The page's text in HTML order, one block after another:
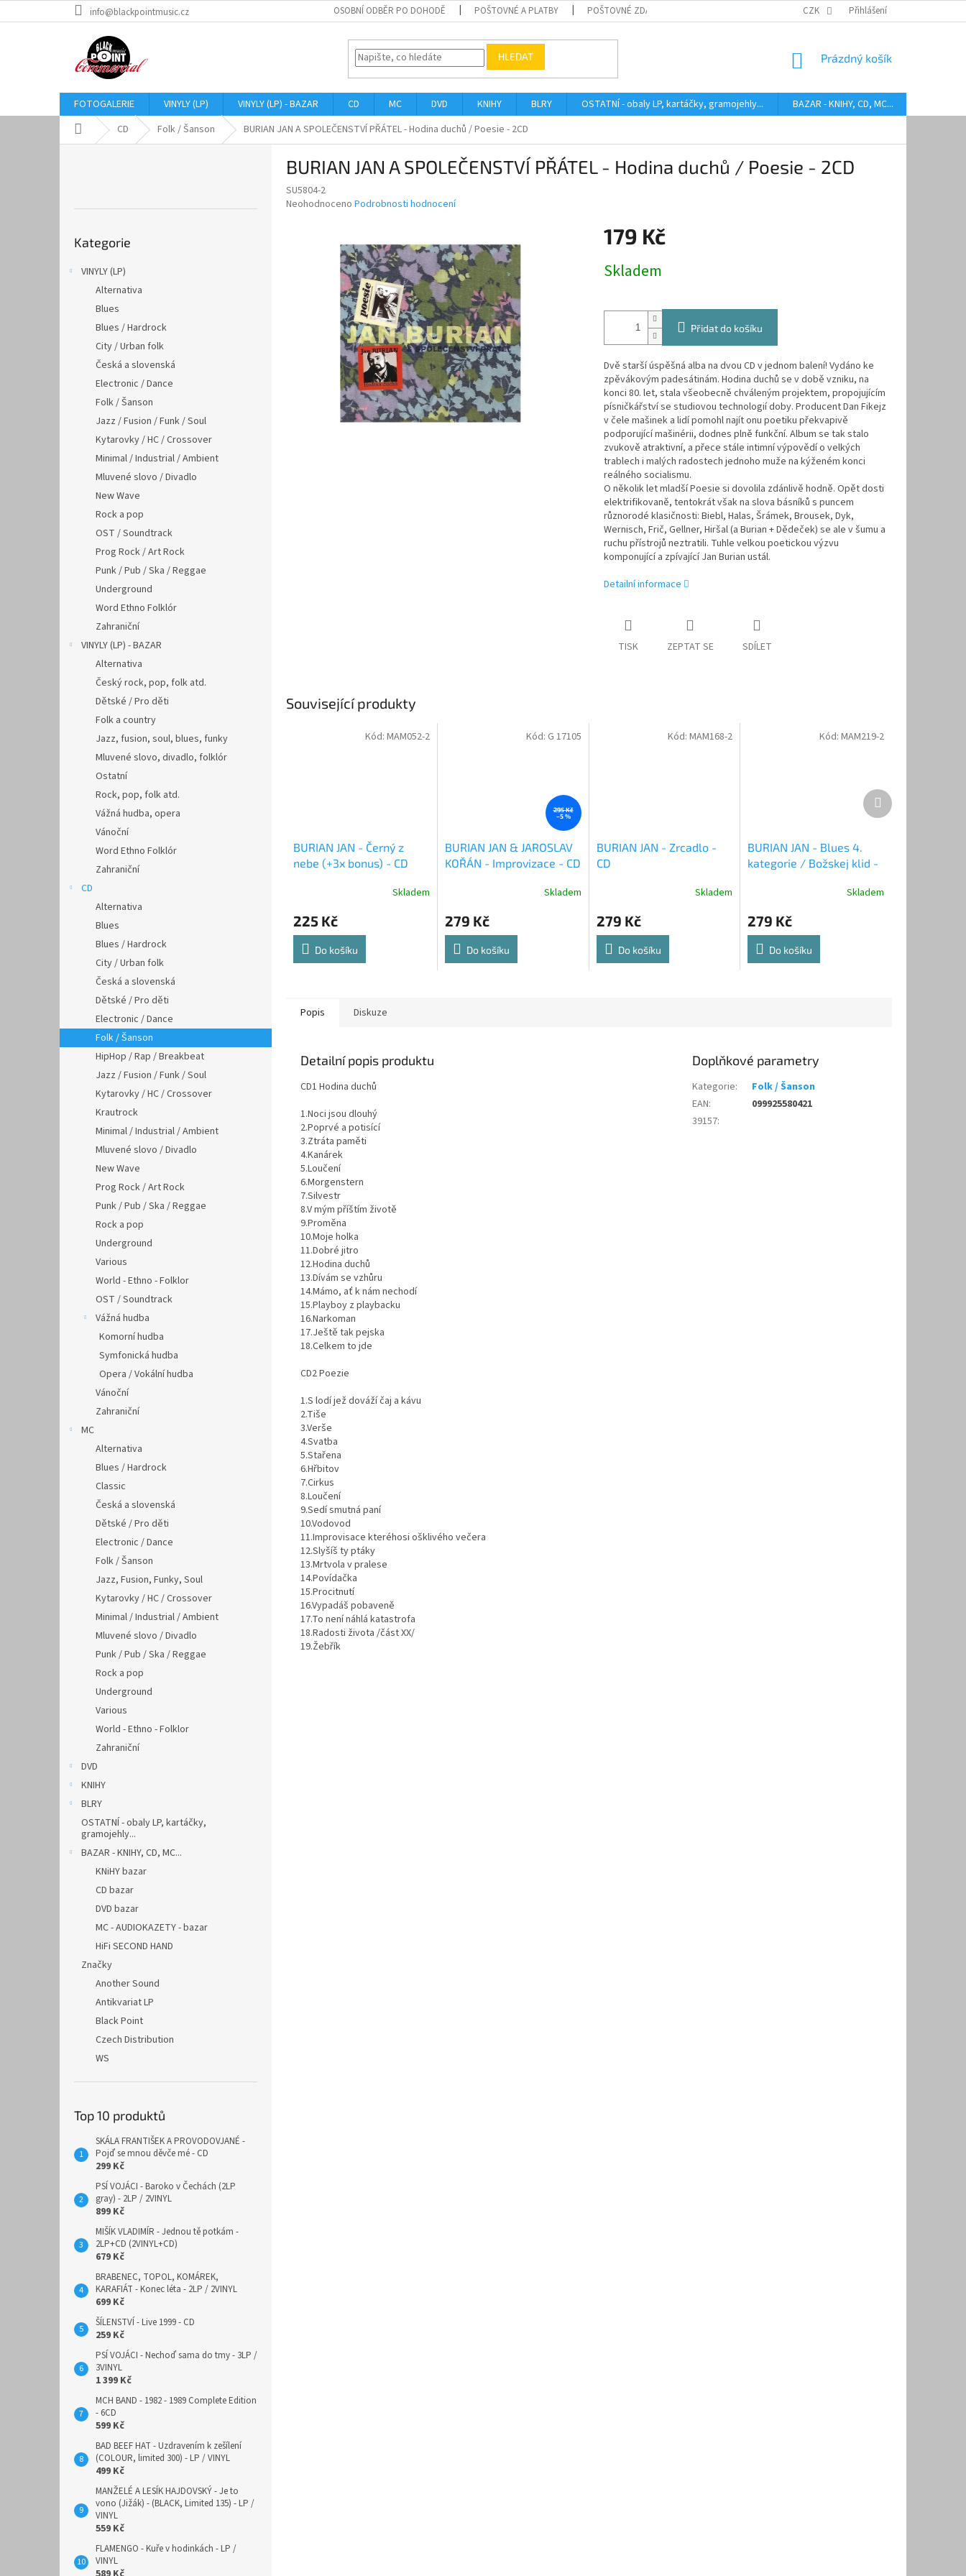
na
info@blackpointmusic.cz OSOBNÍ ODBĚR PO DOHODĚ POŠTOVNÉ A PLATBY POŠTOVNÉ ZDARMA HODNOCENÍ STAVU BAZAROVÝCH LP AUDIOKAZETY ANEB
CZK Přihlášení
HLEDAT
NÁKUPNÍ
Prázdný košík
FOTOGALERIE VINYLY (LP) VINYLY (LP) - BAZAR CD MC DVD KNIHY BLRY OSTATNÍ - obaly LP, kartáčky, gramojehly... BAZAR - KNIHY, CD, MC...
Domů CD Folk / Šanson BURIAN JAN A SPOLEČENSTVÍ PŘÁTEL - Hodina duchů / Poesie - 2CD
kategorie
Kategorie
VINYLY (LP)
Alternativa
Blues
Blues / Hardrock
City / Urban folk
Česká a slovenská
Electronic / Dance
Folk / Šanson
Jazz / Fusion / Funk / Soul
Kytarovky / HC / Crossover
Minimal / Industrial / Ambient
Mluvené slovo / Divadlo
New Wave
Rock a pop
OST / Soundtrack
Prog Rock / Art Rock
Punk / Pub / Ska / Reggae
Underground
Word Ethno Folklór
Zahraniční
VINYLY (LP) - BAZAR
Alternativa
Český rock, pop, folk atd.
Dětské / Pro děti
Folk a country
Jazz, fusion, soul, blues, funky
Mluvené slovo, divadlo, folklór
Ostatní
Rock, pop, folk atd.
Vážná hudba, opera
Vánoční
Word Ethno Folklór
Zahraniční
CD
Alternativa
Blues
Blues / Hardrock
City / Urban folk
Česká a slovenská
Dětské / Pro děti
Electronic / Dance
Folk / Šanson
HipHop / Rap / Breakbeat
Jazz / Fusion / Funk / Soul
Kytarovky / HC / Crossover
Krautrock
Minimal / Industrial / Ambient
Mluvené slovo / Divadlo
New Wave
Prog Rock / Art Rock
Punk / Pub / Ska / Reggae
Rock a pop
Underground
Various
World - Ethno - Folklor
OST / Soundtrack
Vážná hudba
Komorní hudba
Symfonická hudba
Opera / Vokální hudba
Vánoční
Zahraniční
MC
Alternativa
Blues / Hardrock
Classic
Česká a slovenská
Dětské / Pro děti
Electronic / Dance
Folk / Šanson
Jazz, Fusion, Funky, Soul
Kytarovky / HC / Crossover
Minimal / Industrial / Ambient
Mluvené slovo / Divadlo
Punk / Pub / Ska / Reggae
Rock a pop
Underground
Various
World - Ethno - Folklor
Zahraniční
DVD
KNIHY
BLRY
OSTATNÍ - obaly LP, kartáčky,
gramojehly...
BAZAR - KNIHY, CD, MC...
KNiHY bazar
CD bazar
DVD bazar
MC - AUDIOKAZETY - bazar
HiFi SECOND HAND
Značky
Another Sound
Antikvariat LP
Black Point
Czech Distribution
WS
Top 10 produktů
SKÁLA FRANTIŠEK A PROVODOVJANÉ -
Pojď se mnou děvče mé - CD
299 Kč
PSÍ VOJÁCI - Baroko v Čechách (2LP
gray) - 2LP / 2VINYL
899 Kč
MIŠÍK VLADIMÍR - Jednou tě potkám -
2LP+CD (2VINYL+CD)
679 Kč
BRABENEC, TOPOL, KOMÁREK,
KARAFIÁT - Konec léta - 2LP / 2VINYL
699 Kč
ŠÍLENSTVÍ - Live 1999 - CD
259 Kč
PSÍ VOJÁCI - Nechoď sama do tmy - 3LP /
3VINYL
1 399 Kč
MCH BAND - 1982 - 1989 Complete Edition
- 6CD
599 Kč
BAD BEEF HAT - Uzdravením k zešílení
(COLOUR, limited 300) - LP / VINYL
499 Kč
MANŽELÉ A LESÍK HAJDOVSKÝ - Je to
vono (Jižák) - (BLACK, Limited 135) - LP /
VINYL
559 Kč
FLAMENGO - Kuře v hodinkách - LP /
VINYL
BURIAN JAN A SPOLEČENSTVÍ PŘÁTEL - Hodina duchů / Poesie - 2CD
SU5804-2
Průměrné
Neohodnoceno Podrobnosti hodnocení
179 Kč
cena:
Skladem
Přidat do košíku
Dvě starší úspěšná alba na dvou CD v jednom balení! Vydáno ke
zpěvákovým padesátinám. Hodina duchů se v době vzniku, na
konci 80. let, stala všeobecně chváleným projektem, propojujícím
písničkářství se studiovou technologií doby. Producent Dan Fikejz
v čele mašinek a lidí pomohl najít onu poetiku překvapivě
podporující mašinérii, dodnes plně funkční. Album se tak stalo
zvukově atraktivní, a přece stále intimní výpovědí o velkých
trablech i malých radostech jednoho muže na kýženém konci
reálného socialismu.
O několik let mladší Poesie si dovolila zdánlivě hodně. Opět dosti
elektrifikovaně, tentokrát však na slova básníků s puncem
různorodé klasičnosti: Biebl, Halas, Šrámek, Brousek, Dyk,
Wernisch, Frič, Gellner, Hiršal (a Burian + Dědeček) se ale v šumu a
ruchu přístrojů neztratili. Tuhle velkou poetickou výzvu
komponující a zpívající Jan Burian ustál.
Detailní informace
TISK ZEPTAT SE SDÍLET
Související produkty
BURIAN JAN - Černý z
nebe (+3x bonus) - CD
Skladem
225 Kč
Do košíku
Kód: MAM052-2
295 Kč
–5 %
BURIAN JAN & JAROSLAV
KOŘÁN - Improvizace - CD
Skladem
279 Kč
Do košíku
Kód: G 17105
BURIAN JAN - Zrcadlo -
CD
Skladem
279 Kč
Do košíku
Kód:MAM168-2
BURIAN JAN - Blues 4.
kategorie / Božskej klid -
Skladem
279 Kč
Do košíku
Kód: MAM219-2
Další
produkt
Popis Diskuze
Detailní popis produktu
CD1 Hodina duchů
1.Noci jsou dlouhý
2.Poprvé a potisící
3.Ztráta paměti
4.Kanárek
5.Loučení
6.Morgenstern
7.Silvestr
8.V mým příštím životě
9.Proměna
10.Moje holka
11.Dobré jitro
12.Hodina duchů
13.Dívám se vzhůru
14.Mámo, ať k nám nechodí
15.Playboy z playbacku
16.Narkoman
17.Ještě tak pejska
18.Celkem to jde
CD2 Poezie
1.S lodí jež dováží čaj a kávu
2.Tiše
3.Verše
4.Svatba
5.Stařena
6.Hřbitov
7.Cirkus
8.Loučení
9.Sedí smutná paní
10.Vodovod
11.Improvisace kteréhosi ošklivého večera
12.Slyšíš ty ptáky
13.Mrtvola v pralese
14.Povídačka
15.Procitnutí
16.Vypadáš pobaveně
17.To není náhlá katastrofa
18.Radosti života /část XX/
19.Žebřík
Doplňkové parametry
Kategorie:
Folk / Šanson
EAN:
099925580421
39157: